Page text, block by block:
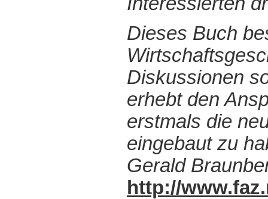
Dieses Buch
Diskussionen
erhebt den
erstmals die
eingebaut zu
Gerald
http://